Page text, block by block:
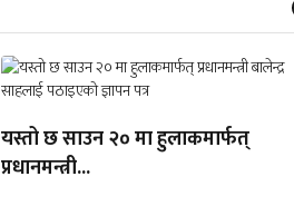
यस्तो छ साउन २० मा हुलाकमार्फत्
प्रधानमन्त्री...